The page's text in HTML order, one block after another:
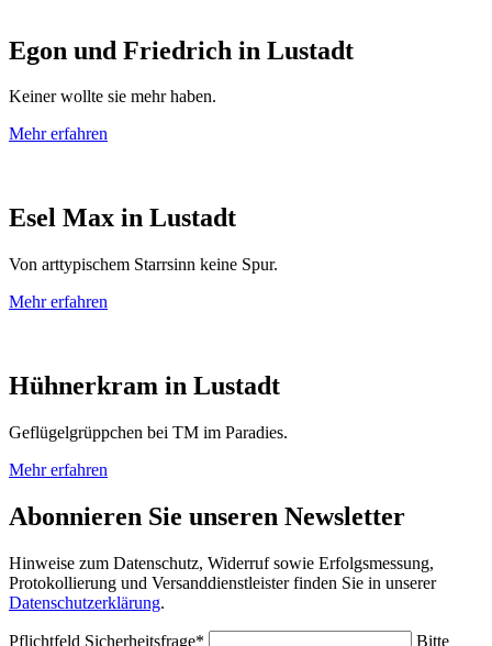
Egon und Friedrich in Lustadt
Keiner wollte sie mehr haben.
Mehr erfahren
Esel Max in Lustadt
Von arttypischem Starrsinn keine Spur.
Mehr erfahren
Hühnerkram in Lustadt
Geflügelgrüppchen bei TM im Paradies.
Mehr erfahren
Abonnieren Sie unseren Newsletter
Hinweise zum Datenschutz, Widerruf sowie Erfolgsmessung,
Protokollierung und Versanddienstleister finden Sie in unserer
Datenschutzerklärung.
Pflichtfeld Sicherheitsfrage* Bitte